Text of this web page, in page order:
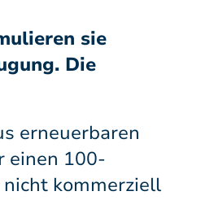
sie
Die
erneuerbaren
einen 100-
kommerziell